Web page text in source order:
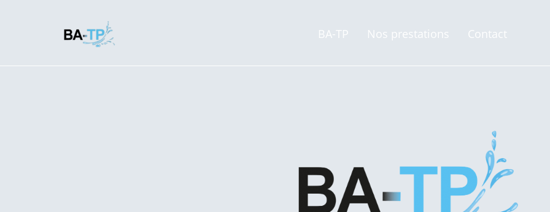
BA-TP Nos prestations Contact